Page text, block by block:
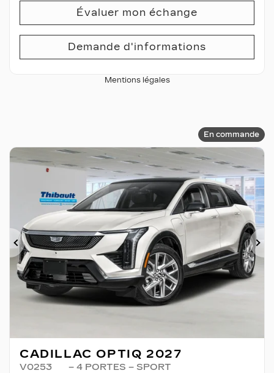
Évaluer mon échange
Demande d'informations
Mentions légales
En commande
Précédent
CADILLAC OPTIQ 2027
V0253 – 4 PORTES – SPORT